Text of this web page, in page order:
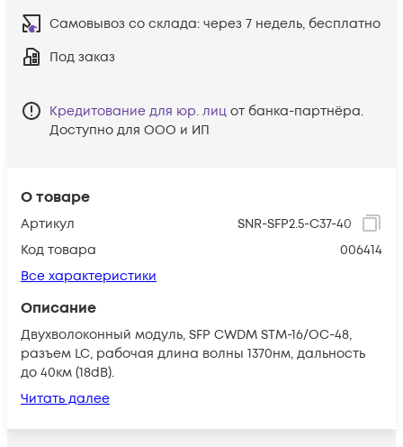
О товаре
Артикул
SNR-SFP2.5-C37-40
Код товара
006414
Все характеристики
Описание
Двухволоконный модуль, SFP CWDM STM-16/OC-48,
разъем LC, рабочая длина волны 1370нм, дальность
до 40км (18dB).
Читать далее
Самовывоз со склада: через 7 недель, бесплатно
Под заказ
Кредитование для юр. лиц от банка-партнёра.
Доступно для ООО и ИП